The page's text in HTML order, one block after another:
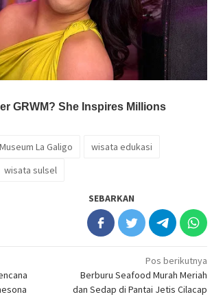
Museum La Galigo
wisata edukasi
wisata sulsel
SEBARKAN
Pos berikutnya
Berburu Seafood Murah Meriah
dan Sedap di Pantai Jetis Cilacap